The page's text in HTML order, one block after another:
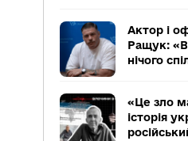
Актор і
Ращук:
нічого
«Це зло
історія